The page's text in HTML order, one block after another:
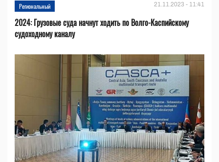
Региональный 21.11.2023 - 11:41
2024: Грузовые суда начнут ходить по Волго-Каспийскому
судоходному каналу